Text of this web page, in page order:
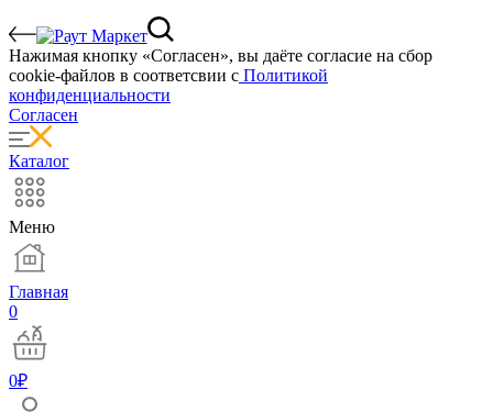
Нажимая кнопку «Согласен», вы даёте cогласие на сбор
cookie-файлов в соответсвии с Политикой
конфиденциальности
Согласен
Каталог
Меню
Главная
0
0₽